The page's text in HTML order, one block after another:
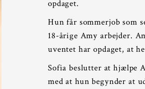
opdaget.
Hun får sommerjob som
18-årige Amy arbejder.
uventet har opdaget, at
Sofia beslutter at hjælpe
med at hun begynder at